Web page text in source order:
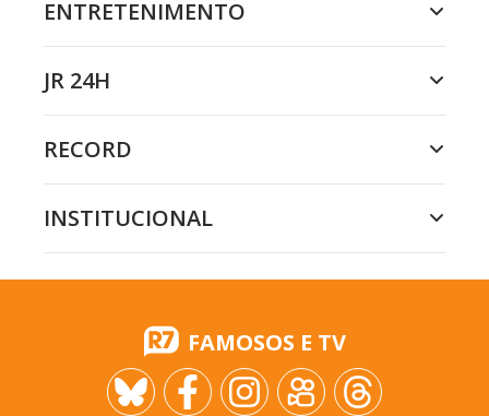
ENTRETENIMENTO
JR 24H
RECORD
INSTITUCIONAL
FAMOSOS E TV